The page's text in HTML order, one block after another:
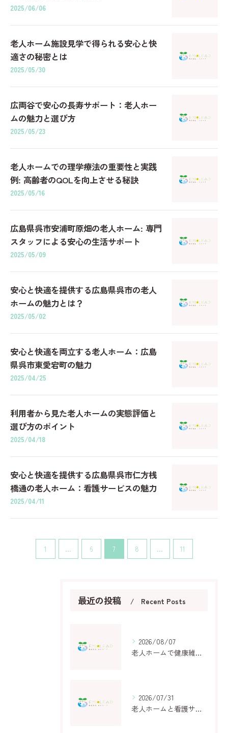
2025/06/06
老人ホーム施設見学で得られる安心と快
適さの秘密とは
2025/05/30
広両谷で安心の長寿サポート：老人ホー
ムの魅力と選び方
2025/05/23
老人ホームでの理学療法の重要性と実践
例: 高齢者のQOLを向上させる秘訣
2025/05/16
広島県呉市安浦町原畑の老人ホーム: 専門
スタッフによる安心の生活サポート
2025/05/09
安心と快適を提供する広島県呉市の老人
ホームの魅力とは？
2025/05/02
安心と快適を両立する老人ホーム：広島
県呉市東愛宕町の魅力
2025/04/25
利用者から見た老人ホームの実態評価と
選び方のポイント
2025/04/18
安心と快適を提供する広島県呉市仁方桟
橋通の老人ホーム：看護サービスの魅力
2025/04/11
1 ... 6 7 8 ... 11
最近の投稿 Recent Posts
2026/08/07
老人ホームで健康維持を実現するための選び方と日常サポート徹底ガイド
2026/07/31
老人ホームと看護サービスの費用や特徴を広島県呉市豊町御手洗で徹底比較